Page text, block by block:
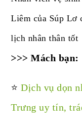
Liêm của Súp Lơ
lịch nhân thân tốt
>>> Mách bạn:
⭐️Dịch vụ dọn
Trưng uy tín,